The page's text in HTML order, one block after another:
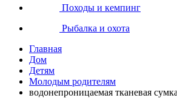
Походы и кемпинг
Рыбалка и охота
Главная
Дом
Детям
Молодым родителям
водонепроницаемая тканевая